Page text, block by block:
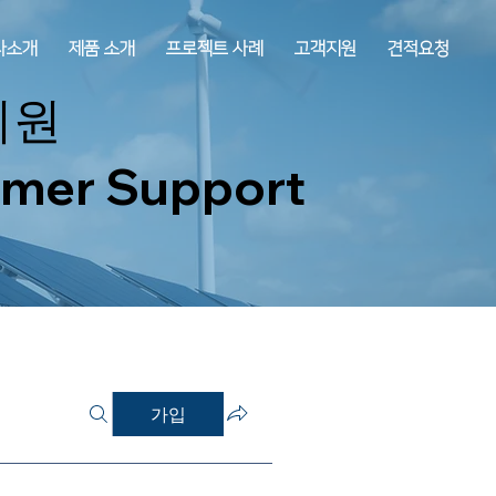
소개 제품 소개 프로젝트 사례 고객지원 견적요청
Support
가입